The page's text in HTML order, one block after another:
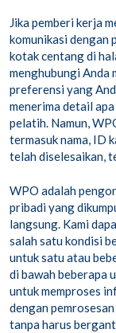
Jika pemberi kerja
komunikasi dengan
kotak centang di
menghubungi Anda
preferensi yang
menerima detail
pelatih. Namun,
termasuk nama, ID
telah diselesaikan,
WPO adalah
pribadi yang
langsung. Kami
salah satu kondisi
untuk satu atau
di bawah beberapa
untuk memproses
dengan
tanpa harus